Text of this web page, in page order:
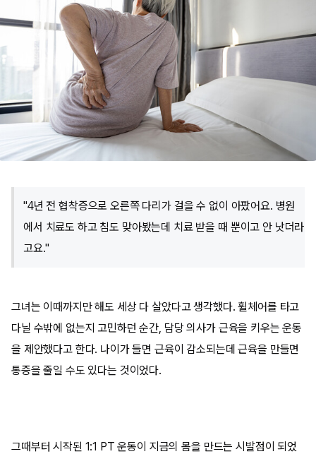
"4년 전 협착증으로 오른쪽 다리가 걸을 수 없이 아팠어요. 병원
에서 치료도 하고 침도 맞아봤는데 치료 받을 때 뿐이고 안 낫더라
고요."
그녀는 이때까지만 해도 세상 다 살았다고 생각했다. 휠체어를 타고
다닐 수밖에 없는지 고민하던 순간, 담당 의사가 근육을 키우는 운동
을 제안했다고 한다. 나이가 들면 근육이 감소되는데 근육을 만들면
통증을 줄일 수도 있다는 것이었다.
그때부터 시작된 1:1 PT 운동이 지금의 몸을 만드는 시발점이 되었